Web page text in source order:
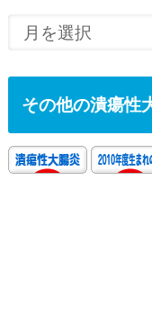
その他の潰瘍性